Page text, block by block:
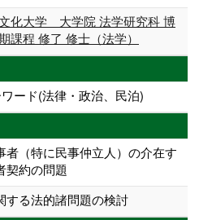
化大学 大学院 法学研究科 博
課程 修了 修士（法学）
ード(法律・政治、民泊)
者（特に民事仲立人）の介在す
契約の問題
する法的諸問題の検討